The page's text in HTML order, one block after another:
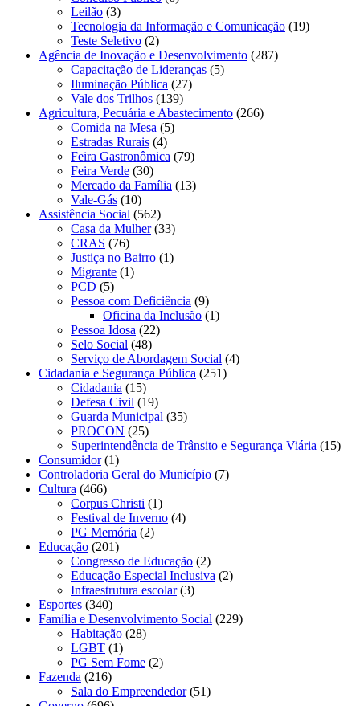
Leilão (3)
Tecnologia da Informação e Comunicação (19)
Teste Seletivo (2)
Agência de Inovação e Desenvolvimento (287)
Capacitação de Lideranças (5)
Iluminação Pública (27)
Vale dos Trilhos (139)
Agricultura, Pecuária e Abastecimento (266)
Comida na Mesa (5)
Estradas Rurais (4)
Feira Gastronômica (79)
Feira Verde (30)
Mercado da Família (13)
Vale-Gás (10)
Assistência Social (562)
Casa da Mulher(33)
CRAS (76)
Justiça no Bairro (1)
Migrante (1)
PCD (5)
Pessoa com Deficiência (9)
Oficina da Inclusão (1)
Pessoa Idosa (22)
Selo Social (48)
Serviço de Abordagem Social (4)
Cidadania e Segurança Pública (251)
Cidadania (15)
Defesa Civil (19)
Guarda Municipal (35)
PROCON (25)
Superintendência de Trânsito e Segurança Viária (15)
Consumidor(1)
Controladoria Geral do Município (7)
Cultura (466)
Corpus Christi (1)
Festival de Inverno (4)
PG Memória (2)
Educação (201)
Congresso de Educação (2)
Educação Especial Inclusiva (2)
Infraestrutura escolar(3)
Esportes (340)
Família e Desenvolvimento Social (229)
Habitação (28)
LGBT (1)
PG Sem Fome (2)
Fazenda (216)
Sala do Empreendedor(51)